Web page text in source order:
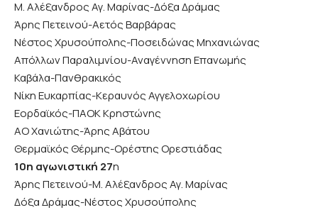
Μ. Αλέξανδρος Αγ. Μαρίνας-Δόξα Δράμας
Άρης Πετεινού-Αετός Βαρβάρας
Νέστος Χρυσούπολης-Ποσειδώνας Μηχανιώνας
Απόλλων Παραλιμνίου-Αναγέννηση Επανωμής
Καβάλα-Πανθρακικός
Νίκη Ευκαρπίας-Κεραυνός Αγγελοχωρίου
Εορδαϊκός-ΠΑΟΚ Κρηστώνης
ΑΟ Χανιώτης-Άρης Αβάτου
Θερμαϊκός Θέρμης-Ορέστης Ορεστιάδας
10η αγωνιστική 27η
Άρης Πετεινού-Μ. Αλέξανδρος Αγ. Μαρίνας
Δόξα Δράμας-Νέστος Χρυσούπολης